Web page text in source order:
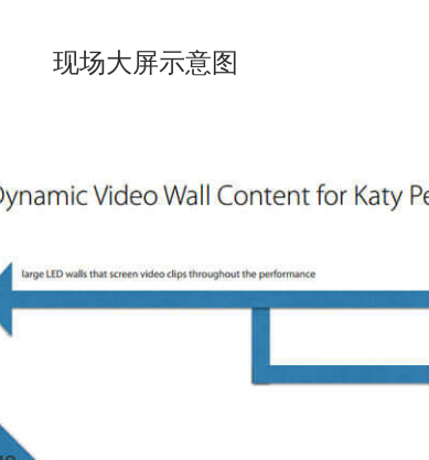
现场大屏示意图